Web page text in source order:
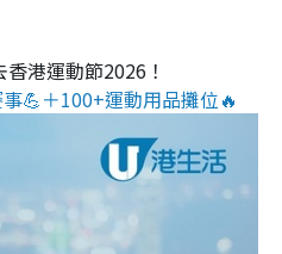
香港運動節2026！
💪＋100+運動用品攤位🔥